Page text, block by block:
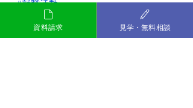
#就職活動
#小田原
#プログラム
講座
#就労移行支援事業所
資料請求 見学・無料相談